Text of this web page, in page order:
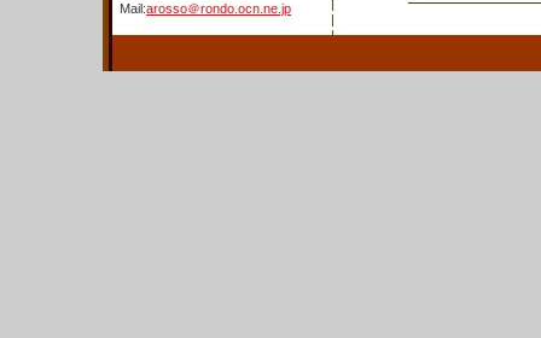
Mail:arosso＠rondo.ocn.ne.jp